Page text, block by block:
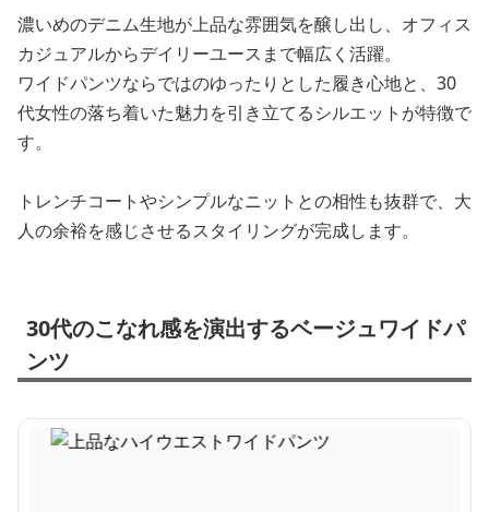
濃いめのデニム生地が上品な雰囲気を醸し出し、オフィス
カジュアルからデイリーユースまで幅広く活躍。
ワイドパンツならではのゆったりとした履き心地と、30
代女性の落ち着いた魅力を引き立てるシルエットが特徴で
す。
トレンチコートやシンプルなニットとの相性も抜群で、大
人の余裕を感じさせるスタイリングが完成します。
30代のこなれ感を演出するベージュワイドパ
ンツ